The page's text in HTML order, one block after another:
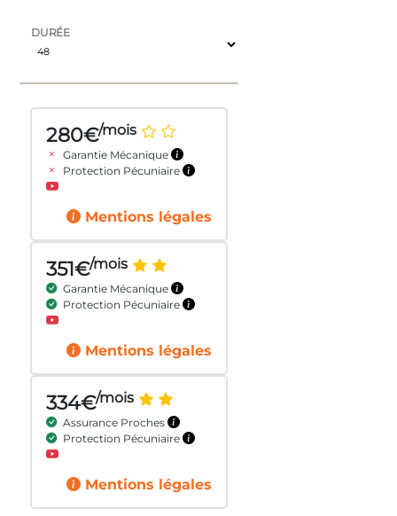
DURÉE
280€/mois
Garantie Mécanique
Protection Pécuniaire
Mentions légales
351€/mois
Garantie Mécanique
Protection Pécuniaire
Mentions légales
334€/mois
Assurance Proches
Protection Pécuniaire
Mentions légales